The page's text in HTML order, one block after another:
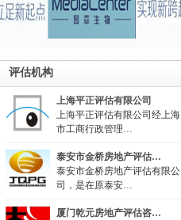
经济评价方法与参数（修订建
能宣传周和全国低碳日活动的通知
和事业单位所属企业国有资本
评估机构
上海平正评估有限公司
上海平正评估有限公司经上海
市工商行政管理…
泰安市金桥房地产评估…
泰安市金桥房地产评估有限公
司，是在原泰安…
厦门乾元房地产评估咨…